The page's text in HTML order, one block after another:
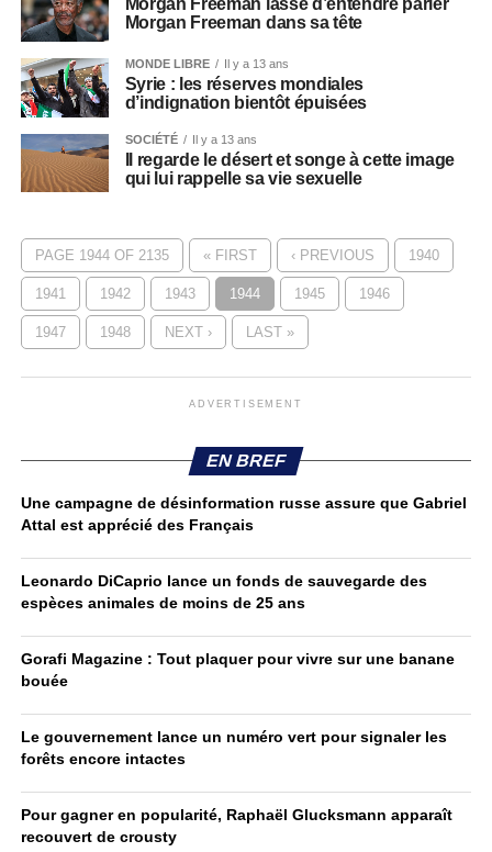
Morgan Freeman lassé d’entendre parler
Morgan Freeman dans sa tête
MONDE LIBRE Il y a 13 ans
Syrie : les réserves mondiales
d’indignation bientôt épuisées
SOCIÉTÉ Il y a 13 ans
Il regarde le désert et songe à cette image
qui lui rappelle sa vie sexuelle
PAGE 1944 OF 2135 « FIRST ‹ PREVIOUS 1940
1941 1942 1943 1944 1945 1946
1947 1948 NEXT › LAST »
ADVERTISEMENT
EN BREF
Une campagne de désinformation russe assure que Gabriel
Attal est apprécié des Français
Leonardo DiCaprio lance un fonds de sauvegarde des
espèces animales de moins de 25 ans
Gorafi Magazine : Tout plaquer pour vivre sur une banane
bouée
Le gouvernement lance un numéro vert pour signaler les
forêts encore intactes
Pour gagner en popularité, Raphaël Glucksmann apparaît
recouvert de crousty